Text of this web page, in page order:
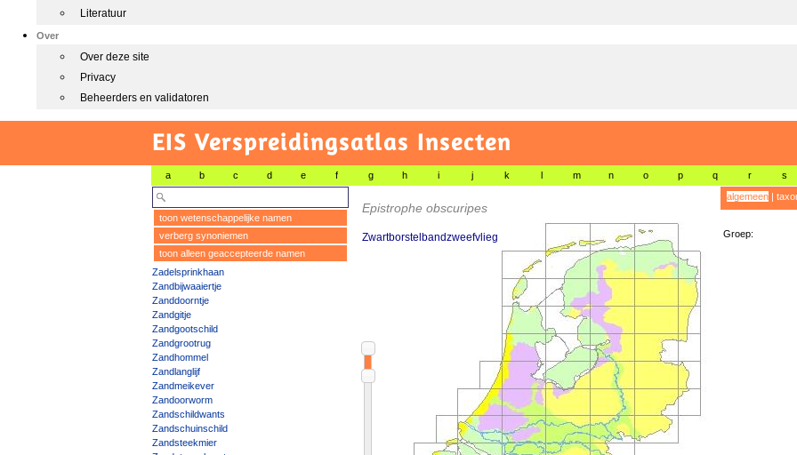
Literatuur
Over
Over deze site
Privacy
Beheerders en validatoren
EIS Verspreidingsatlas Insecten
a b c d e f g h i j k l m n o p q r s
toon wetenschappelijke namen
verberg synoniemen
toon alleen geaccepteerde namen
Zadelsprinkhaan
Zandbijwaaiertje
Zanddoorntje
Zandgitje
Zandgootschild
Zandgrootrug
Zandhommel
Zandlanglijf
Zandmeikever
Zandoorworm
Zandschildwants
Zandschuinschild
Zandsteekmier
Epistrophe obscuripes
Zwartborstelbandzweefvlieg
algemeen|
Groep: